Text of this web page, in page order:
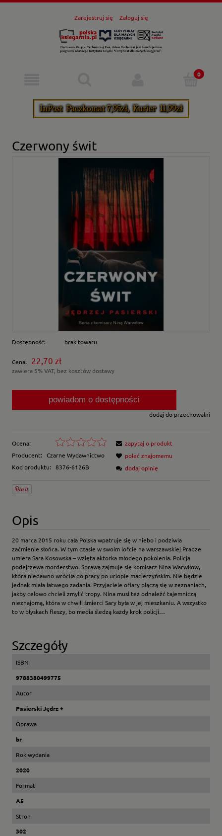
Zarejestruj się Zaloguj się
Czerwony świt
Dostępność: brak towaru
Cena: 22,70 zł
zawiera 5% VAT, bez kosztów dostawy
powiadom o dostępności
dodaj do przechowalni
Ocena:
Producent:
Czarne Wydawnictwo
Kod produktu:
8376-6126B
zapytaj o produkt
poleć znajomemu
dodaj opinię
Opis
20 marca 2015 roku cała Polska wpatruje się w niebo i podziwia
zaćmienie słońca. W tym czasie w swoim lofcie na warszawskiej Pradze
umiera Sara Kosowska – wzięta aktorka młodego pokolenia. Policja
podejrzewa morderstwo. Sprawą zajmuje się komisarz Nina Warwiłow,
która niedawno wróciła do pracy po urlopie macierzyńskim. Nie będzie
jednak miała łatwego zadania. Przyjaciele ofiary plączą się w zeznaniach,
jakby celowo chcieli zmylić tropy. Nina musi też odnaleźć tajemniczą
nieznajomą, która w chwili śmierci Sary była w jej mieszkaniu. A wszystko
to w błyskach fleszy, bo media śledzą każdy krok policji…
Szczegóły
ISBN
9788380499775
Autor
Pasierski Jędrz +
Oprawa
br
Rok wydania
2020
Format
A5
Stron
302